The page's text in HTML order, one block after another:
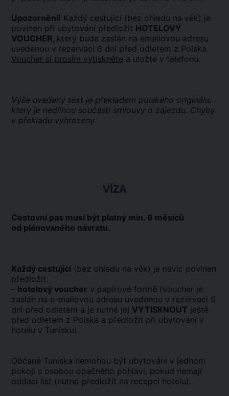
Upozornění! Každý cestující (bez ohledu na věk) je
povinen při ubytování předložit HOTELOVÝ
VOUCHER, který bude zaslán na emailovou adresu
uvedenou v rezervaci 6 dní před odletem z Polska.
Voucher si prosím vytiskněte a uložte v telefonu.
Výše uvedený text je překladem polského originálu,
který je nedílnou součástí smlouvy o zájezdu. Chyby
v překladu vyhrazeny.
VÍZA
Cestovní pas musí být platný min. 6 měsíců
od plánovaného návratu.
Každý cestující (bez ohledu na věk) je navíc povinen
předložit:
- hotelový voucher v papírové formě (voucher je
zaslán na e-mailovou adresu uvedenou v rezervaci 6
dní před odletem a je nutné jej VYTISKNOUT ještě
před odletem z Polska a předložit při ubytování v
hotelu v Tunisku).
Občané Tuniska nemohou být ubytováni v jednom
pokoji s osobou opačného pohlaví, pokud nemají
oddací list (nutno předložit na recepci hotelu).